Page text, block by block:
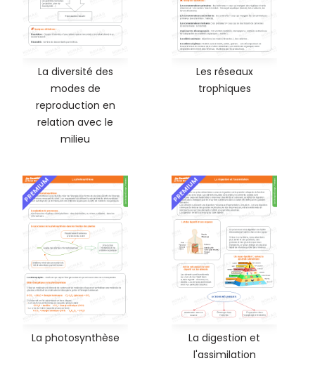
La diversité des
modes de
reproduction en
relation avec le
milieu
Les réseaux
trophiques
PREMIUM
La photosynthèse
PREMIUM
La digestion et
l'assimilation